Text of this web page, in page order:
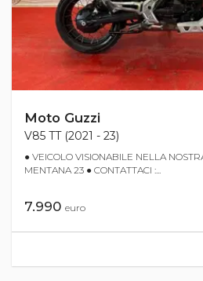
Moto Guzzi
V85 TT (2021 - 23)
● VEICOLO VISIONABILE NELLA
MENTANA 23 ● CONTATTACI :...
7.990 euro